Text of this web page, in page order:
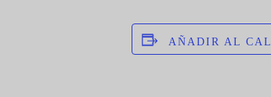
AÑADIR AL